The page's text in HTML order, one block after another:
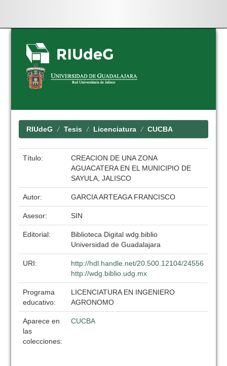
Skip
navigation
RIUdeG Tesis Licenciatura CUCBA
Título:
CREACION DE UNA ZONA
AGUACATERA EN EL MUNICIPIO DE
SAYULA, JALISCO
Autor: GARCIA ARTEAGA FRANCISCO
Asesor: SIN
Editorial:
Biblioteca Digital wdg.biblio
Universidad de Guadalajara
URI:
http://hdl.handle.net/20.500.12104/24556
http://wdg.biblio.udg.mx
Programa
educativo:
LICENCIATURA EN INGENIERO
AGRONOMO
Aparece en
las
colecciones:
CUCBA